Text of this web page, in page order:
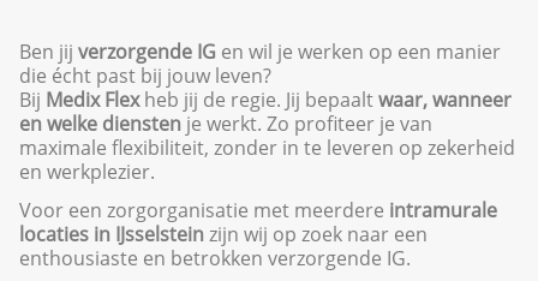
Ben jij verzorgende IG en wil je werken op een manier
die écht past bij jouw leven?
Bij Medix Flex heb jij de regie. Jij bepaaltwaar, wanneer
en welke diensten je werkt. Zo profiteer je van
maximale flexibiliteit, zonder in te leveren op zekerheid
en werkplezier.
Voor een zorgorganisatie met meerdere intramurale
locaties in IJsselsteinzijn wij op zoek naar een
enthousiaste en betrokken verzorgende IG.